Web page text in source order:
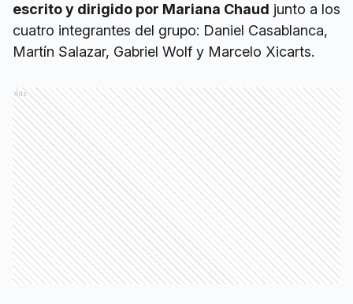
escrito y dirigido por Mariana Chaud junto a los
cuatro integrantes del grupo: Daniel Casablanca,
Martín Salazar, Gabriel Wolf y Marcelo Xicarts.
Ads